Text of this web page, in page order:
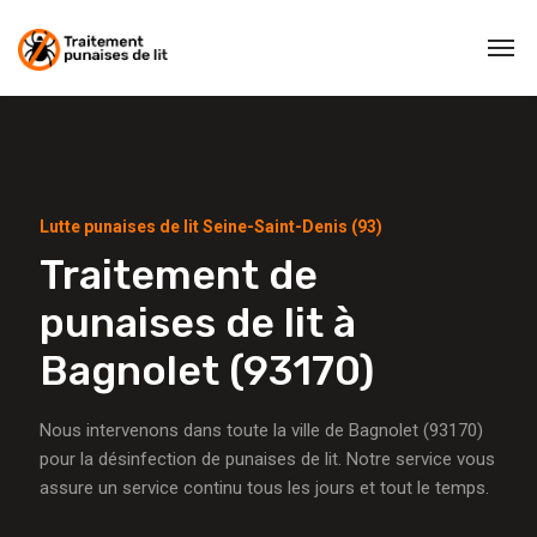
Lutte punaises de lit Seine-Saint-Denis (93)
Traitement de
punaises de lit à
Bagnolet (93170)
Nous intervenons dans toute la ville de Bagnolet (93170)
pour la désinfection de punaises de lit. Notre service vous
assure un service continu tous les jours et tout le temps.